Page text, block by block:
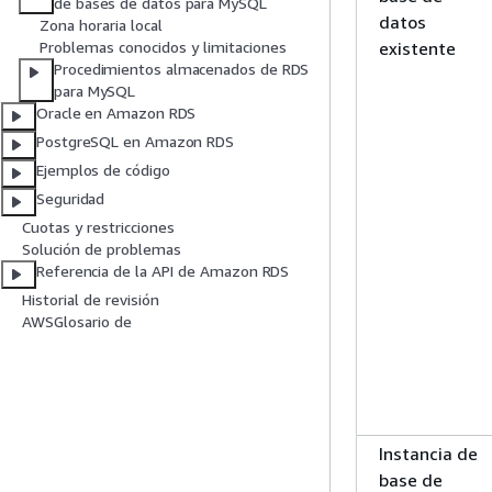
Zona horaria local
Problemas conocidos y limitaciones
Procedimientos almacenados de RDS
para MySQL
Oracle en Amazon RDS
PostgreSQL en Amazon RDS
Ejemplos de código
Seguridad
Cuotas y restricciones
Solución de problemas
Referencia de la API de Amazon RDS
Historial de revisión
AWSGlosario de
datos
existente
Instancia de
base de